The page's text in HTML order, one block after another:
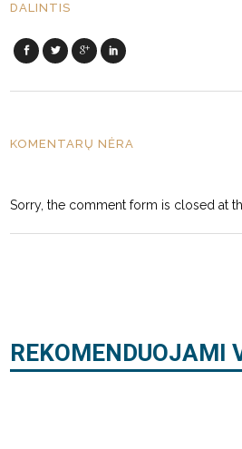
DALINTIS
KOMENTARŲ NĖRA
Sorry, the comment form is closed at
REKOMENDUOJAMI